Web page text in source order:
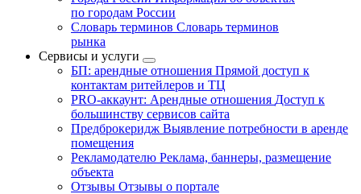
по городам России
Словарь терминов Словарь терминов
рынка
Сервисы и услуги
БП: арендные отношения Прямой доступ к
контактам ритейлеров и ТЦ
PRO-аккаунт: Арендные отношения Доступ к
большинству сервисов сайта
Предброкеридж Выявление потребности в аренде
помещения
Рекламодателю Реклама, баннеры, размещение
объекта
Отзывы Отзывы о портале